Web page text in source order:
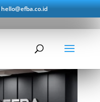
hello@efba.co.id